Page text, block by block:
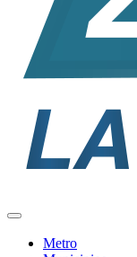
Metro